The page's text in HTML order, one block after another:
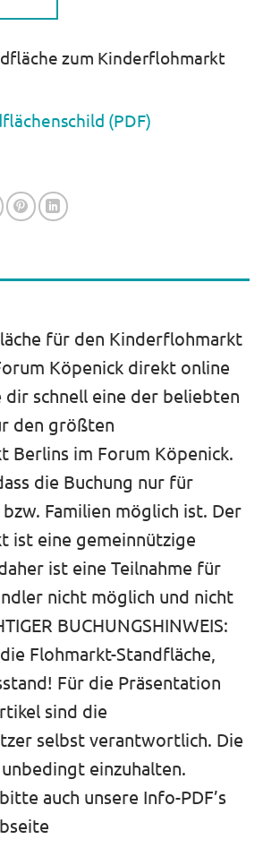
zum Kinderflohmarkt
(PDF)
für den Kinderflohmarkt
Köpenick direkt online
dir schnell eine der beliebten
den größten
Berlins im Forum Köpenick.
die Buchung nur für
Familien möglich ist. Der
ist eine gemeinnützige
ist eine Teilnahme für
nicht möglich und nicht
BUCHUNGSHINWEIS:
Flohmarkt-Standfläche,
Für die Präsentation
sind die
selbst verantwortlich. Die
einzuhalten.
auch unsere Info-PDF’s